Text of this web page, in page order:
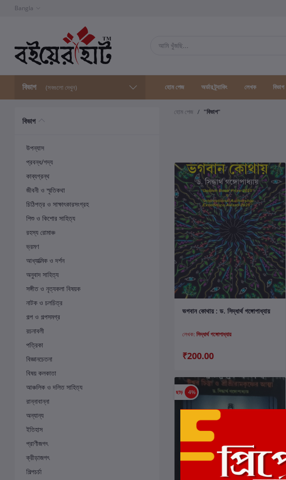
Bangla
বিভাগ (সবগুলো দেখুন) হোম পেজ অর্ডার ট্র্যাকিং লেখক বিভাগ
বিভাগ
উপন্যাস
প্রবন্ধ/গদ্য
কাব্যগ্রন্থ
জীবনী ও স্মৃতিকথা
চিঠিপত্র ও সাক্ষাৎকারসংগ্রহ
শিশু ও কিশোর সাহিত্য
রহস্য রোমাঞ্চ
ভ্রমণ
আধ্যাত্মিক ও দর্শন
অনুবাদ সাহিত্য
সঙ্গীত ও নৃত্যকলা বিষয়ক
নাটক ও চলচিত্র
গল্প ও গল্পসমগ্র
রচনাবলী
পত্রিকা
বিজ্ঞানচেতনা
বিষয় কলকাতা
আঞ্চলিক ও দলিত সাহিত্য
রান্নাবান্না
অন্যান্য
ইতিহাস
প্রাণীজগৎ
ক্রীড়াজগৎ
শিল্পচর্চা
হোম পেজ
"বিভাগ"
কার্টে যোগ করুন
ভগবান কোথায় : ড. সিদ্ধার্থ গঙ্গোপাধ্যায়
লেখক: সিদ্ধার্থ গঙ্গোপাধ্যায়
₹200.00
ছাড় 4%